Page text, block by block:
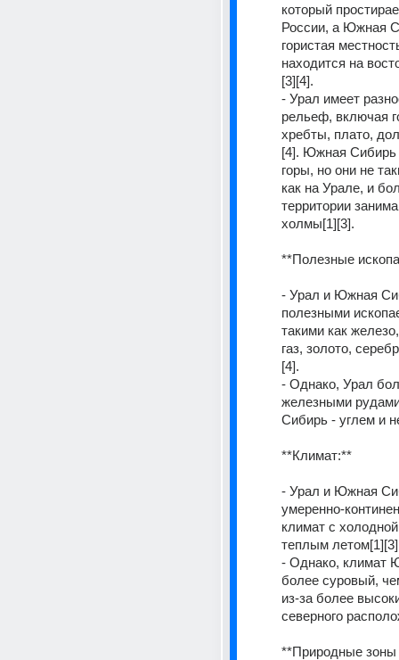
который
России, а Южная
гористая
находится на
[3][4].
- Урал имеет
рельеф, включая
хребты, плато,
[4]. Южная Сибирь
горы, но они не
как на Урале, и
территории
холмы[1][3].
**Полезные
- Урал и Южная
полезными
такими как
газ, золото,
[4].
- Однако, Урал
железными
Сибирь - углем и
**Климат:**
- Урал и Южная
умеренно-
климат с
теплым
- Однако, климат
более суровый,
из-за более
северного
**Природные